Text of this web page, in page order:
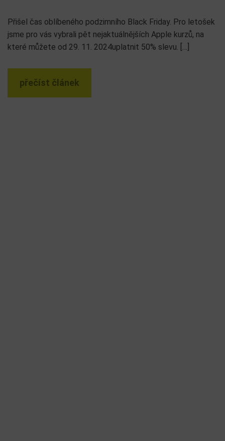
Přišel čas oblíbeného podzimního Black Friday. Pro letošek
jsme pro vás vybrali pět nejaktuálnějších Apple kurzů, na
které můžete od 29. 11. 2024uplatnit 50% slevu. […]
přečíst článek